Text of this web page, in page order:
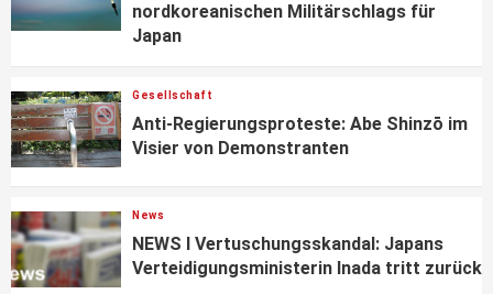
nordkoreanischen Militärschlags für
Japan
Gesellschaft
Anti-Regierungsproteste: Abe Shinzō im
Visier von Demonstranten
News
NEWS I Vertuschungsskandal: Japans
Verteidigungsministerin Inada tritt zurück